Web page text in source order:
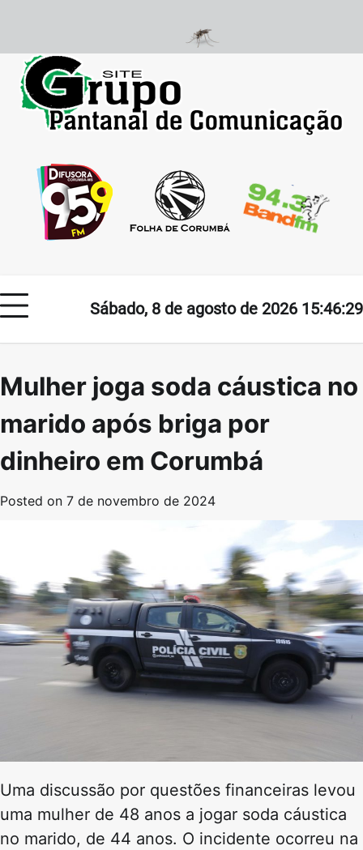
content
Sábado, 8 de agosto de 2026 15:46:29
Mulher joga soda cáustica no
marido após briga por
dinheiro em Corumbá
Posted on 7 de novembro de 2024
Uma discussão por questões financeiras levou
uma mulher de 48 anos a jogar soda cáustica
no marido, de 44 anos. O incidente ocorreu na